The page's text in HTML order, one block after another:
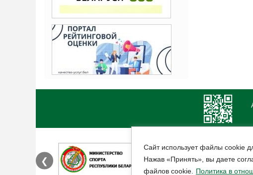
Сайт использует файлы cookie
Нажав «Принять», вы даете
файлов cookie.
Политика в
❮